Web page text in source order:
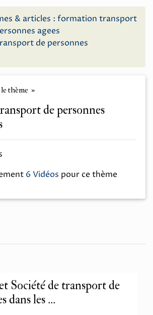
& articles : formation transport
agees
de personnes
thème »
6 Vidéos pour ce thème
Société de transport de
dans les ...